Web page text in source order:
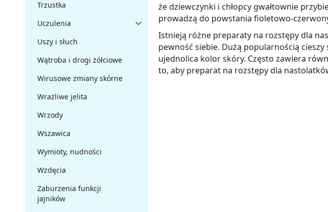
Trzustka
Uczulenia
Uszy i słuch
Wątroba i drogi żółciowe
Wirusowe zmiany skórne
Wrażliwe jelita
Wrzody
Wszawica
Wymioty, nudności
Wzdęcia
Zaburzenia funkcji
jajników
że dziewczynki i chłopcy gwałtownie
prowadzą do powstania fioletowo-
Istnieją różne preparaty na rozstępy dla
pewność siebie. Dużą popularnością
ujednolica kolor skóry. Często zawiera
to, aby preparat na rozstępy dla